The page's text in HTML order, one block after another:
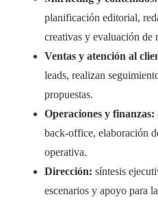
planificación editorial,
creativas y evaluación de
Ventas y atención al
leads, realizan
propuestas.
Operaciones y finanzas:
back-office, elaboración
operativa.
Dirección: síntesis
escenarios y apoyo para